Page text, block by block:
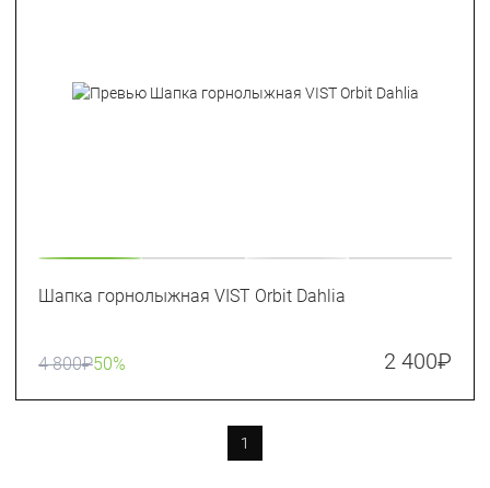
Шапка горнолыжная VIST Orbit Dahlia
4 800₽50% 2 400₽
1